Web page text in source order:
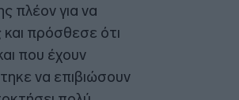
πλέον για να
πρόσθεσε ότι
που έχουν
να επιβιώσουν